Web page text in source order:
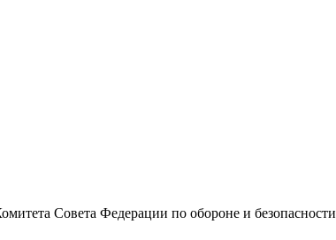
Совета Федерации по обороне и безопасности